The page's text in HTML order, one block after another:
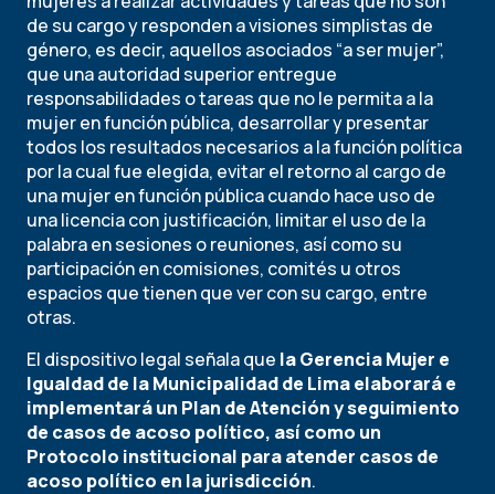
de su cargo y responden a visiones simplistas de
género, es decir, aquellos asociados “a ser mujer”,
que una autoridad superior entregue
responsabilidades o tareas que no le permita a la
mujer en función pública, desarrollar y presentar
todos los resultados necesarios a la función política
por la cual fue elegida, evitar el retorno al cargo de
una mujer en función pública cuando hace uso de
una licencia con justificación, limitar el uso de la
palabra en sesiones o reuniones, así como su
participación en comisiones, comités u otros
espacios que tienen que ver con su cargo, entre
otras.
El dispositivo legal señala que la Gerencia Mujer e
Igualdad de la Municipalidad de Lima elaborará e
implementará un Plan de Atención y seguimiento
de casos de acoso político, así como un
Protocolo institucional para atender casos de
acoso político en la jurisdicción.